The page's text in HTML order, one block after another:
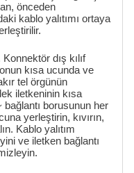
önceden
kablo yalıtımı ortaya
dış kılıf
kısa ucunda ve
tel örgünün
iletkeninin kısa
bağlantı borusunun her
yerleştirin, kıvırın,
Kablo yalıtım
ve iletken bağlantı